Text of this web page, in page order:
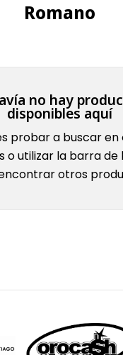
Romano
no hay
disponibles aquí
probar a buscar
o utilizar la barra de
otros